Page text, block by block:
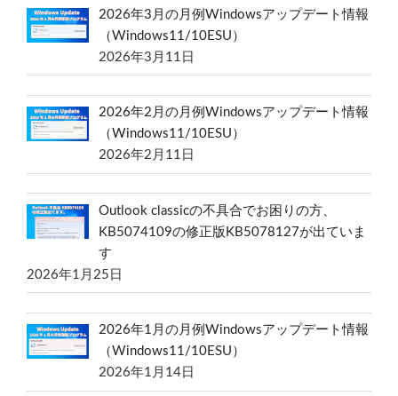
2026年3月の月例Windowsアップデート情報
（Windows11/10ESU）
2026年3月11日
2026年2月の月例Windowsアップデート情報
（Windows11/10ESU）
2026年2月11日
Outlook classicの不具合でお困りの方、
KB5074109の修正版KB5078127が出ていま
す
2026年1月25日
2026年1月の月例Windowsアップデート情報
（Windows11/10ESU）
2026年1月14日